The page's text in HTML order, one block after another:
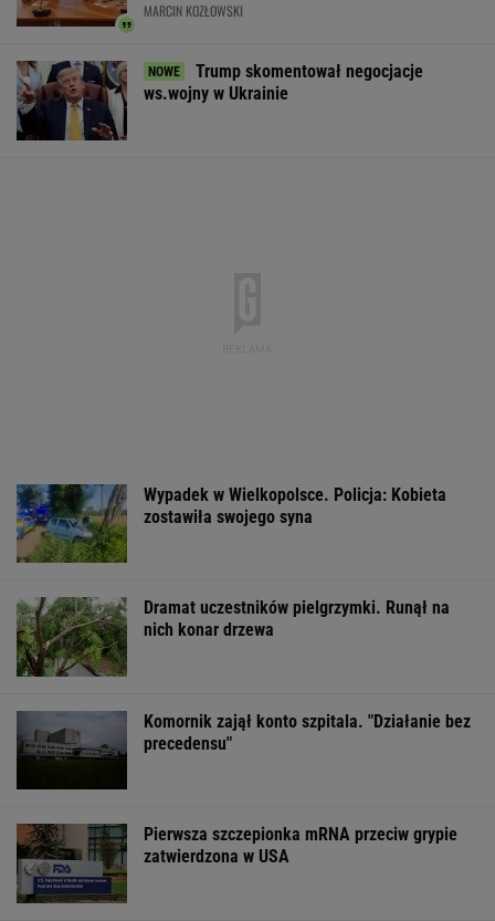
MARCIN KOZŁOWSKI
Trump skomentował negocjacje
ws.wojny w Ukrainie
Wypadek w Wielkopolsce. Policja: Kobieta
zostawiła swojego syna
Dramat uczestników pielgrzymki. Runął na
nich konar drzewa
Komornik zajął konto szpitala. "Działanie bez
precedensu"
Pierwsza szczepionka mRNA przeciw grypie
zatwierdzona w USA